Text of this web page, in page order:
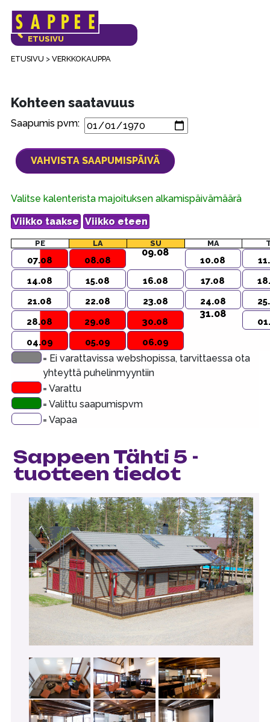
Päävalikko
ETUSIVU > VERKKOKAUPPA
VERKKOKAUPAN
ETUSIVU
Kohteen saatavuus
Saapumis pvm:
Valitse kalenterista majoituksen alkamispäivämäärä
PE LA SU MA
07.08 08.08
09.08
10.08
14.08
15.08 16.08 17.08
21.08
22.08 23.08 24.08
28.08
29.08 30.08
31.08
04.09
05.09 06.09
= Ei varattavissa webshopissa, tarvittaessa ota
yhteyttä puhelinmyyntiin
= Varattu
= Valittu saapumispvm
= Vapaa
Sappeen Tähti 5 -
tuotteen tiedot